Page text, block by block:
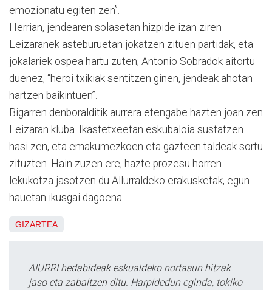
emozionatu egiten zen”.
Herrian, jendearen solasetan hizpide izan ziren
Leizaranek asteburuetan jokatzen zituen partidak, eta
jokalariek ospea hartu zuten; Antonio Sobradok aitortu
duenez, “heroi txikiak sentitzen ginen, jendeak ahotan
hartzen baikintuen”.
Bigarren denboralditik aurrera etengabe hazten joan zen
Leizaran kluba. Ikastetxeetan eskubaloia sustatzen
hasi zen, eta emakumezkoen eta gazteen taldeak sortu
zituzten. Hain zuzen ere, hazte prozesu horren
lekukotza jasotzen du Allurraldeko erakusketak, egun
hauetan ikusgai dagoena.
GIZARTEA
AIURRI hedabideak eskualdeko nortasun hitzak
jaso eta zabaltzen ditu. Harpidedun eginda, tokiko